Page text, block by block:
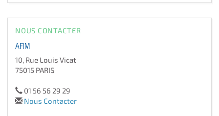
NOUS CONTACTER
AFIM
10, Rue Louis Vicat
75015 PARIS
01 56 56 29 29
Nous Contacter